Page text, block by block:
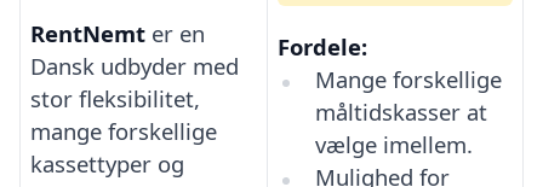
RentNemt er en
Dansk udbyder med
stor fleksibilitet,
mange forskellige
kassettyper og
Fordele:
Mange forskellige
måltidskasser at
vælge imellem.
Mulighed for